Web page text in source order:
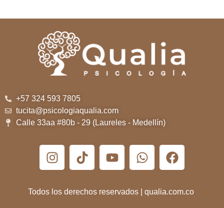
+57 324 593 7805
tucita@psicologiaqualia.com
Calle 33aa #80b - 29 (Laureles - Medellín)
Todos los derechos reservados | qualia.com.co